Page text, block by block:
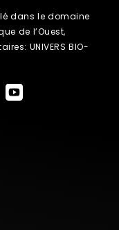
dans le domaine
de l’Ouest,
UNIVERS BIO-